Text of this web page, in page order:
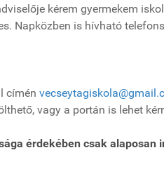
kérem gyermekem
Napközben is hívható
címén
vagy a portán is lehet
érdekében csak